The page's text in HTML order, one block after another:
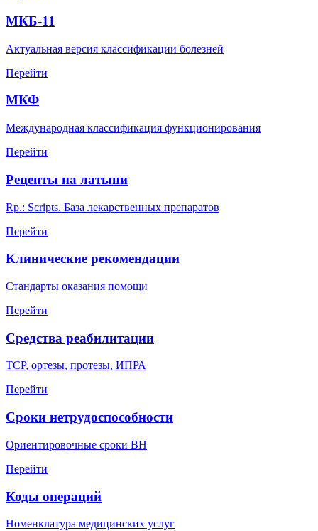
МКБ-11
Актуальная версия классификации болезней
Перейти
МКФ
Международная классификация функционирования
Перейти
Рецепты на латыни
Rp.: Scripts. База лекарственных препаратов
Перейти
Клинические рекомендации
Стандарты оказания помощи
Перейти
Средства реабилитации
ТСР, ортезы, протезы, ИПРА
Перейти
Сроки нетрудоспособности
Ориентировочные сроки ВН
Перейти
Коды операций
Номенклатура медицинских услуг